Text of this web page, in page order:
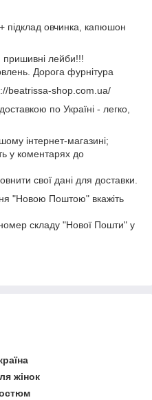
підклад овчинка, капюшон
лейби!!!
Дорога фурнітура
shop.com.ua/
по Україні - легко,
інтернет-магазині;
у коментарях до
свої дані для доставки.
"Новою Поштою" вкажіть
складу "Нової Пошти" у
жінок